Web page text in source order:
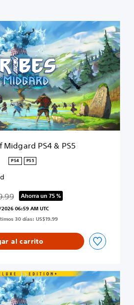
Midgard PS4 & PS5
PS4 PS5
del precio original de US$19.99
Ahorra un 75 %
06:59 AM UTC
30 días: US$19.99
al carrito